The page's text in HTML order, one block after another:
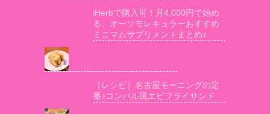
iHerbで購入可！月4,000円で始め
る、オーソモレキュラーおすすめ
ミニマムサプリメントまとめ♪
［レシピ］名古屋モーニングの定
番♪コンパル風エビフライサンド